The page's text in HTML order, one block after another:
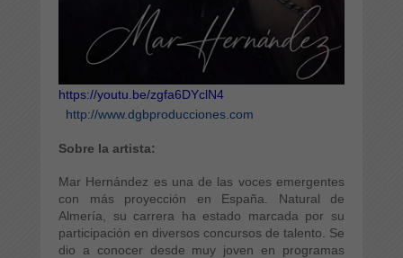
https://youtu.be/zgfa6DYclN4
http://www.dgbproducciones.com
Sobre la artista:
Mar Hernández es una de las voces emergentes
con más proyección en España. Natural de
Almería, su carrera ha estado marcada por su
participación en diversos concursos de talento. Se
dio a conocer desde muy joven en programas